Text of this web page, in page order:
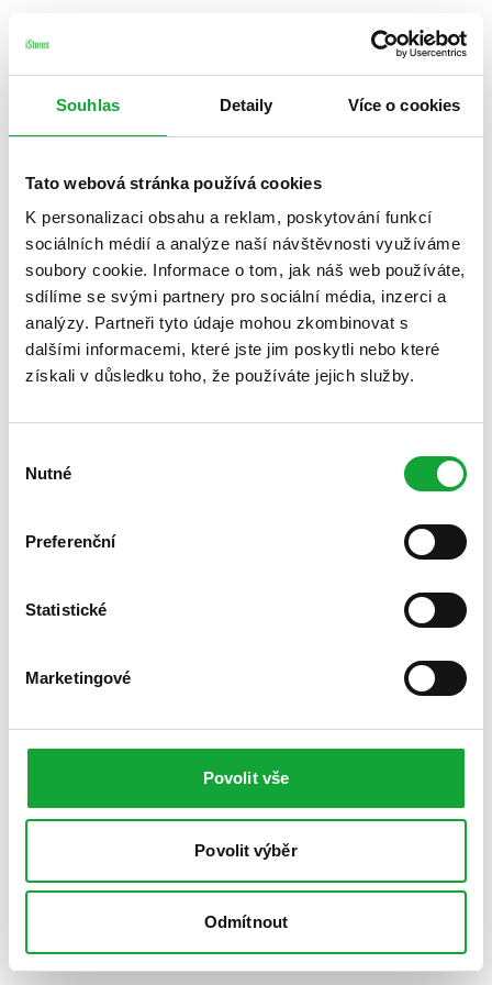
Souhlas Detaily Více o cookies
Tato webová stránka používá cookies
K personalizaci obsahu a reklam, poskytování funkcí
sociálních médií a analýze naší návštěvnosti využíváme
soubory cookie. Informace o tom, jak náš web používáte,
sdílíme se svými partnery pro sociální média, inzerci a
analýzy. Partneři tyto údaje mohou zkombinovat s
dalšími informacemi, které jste jim poskytli nebo které
získali v důsledku toho, že používáte jejich služby.
souhlasu
Nutné
Preferenční
Statistické
Marketingové
Povolit vše
Povolit výběr
Odmítnout